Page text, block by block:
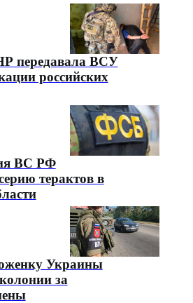
передавала ВСУ
российских
ВС РФ
терактов в
Украины
за